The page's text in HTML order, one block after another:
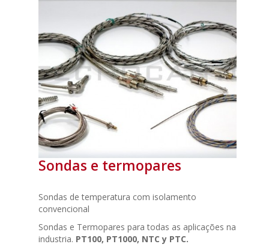
Sondas e termopares
Sondas de temperatura com isolamento
convencional
Sondas e Termopares para todas as aplicações na
industria. PT100, PT1000, NTC y PTC.